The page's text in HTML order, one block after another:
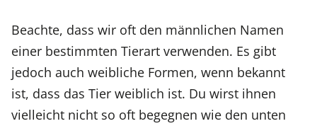
Beachte, dass wir oft den männlichen Namen
einer bestimmten Tierart verwenden. Es gibt
jedoch auch weibliche Formen, wenn bekannt
ist, dass das Tier weiblich ist. Du wirst ihnen
vielleicht nicht so oft begegnen wie den unten